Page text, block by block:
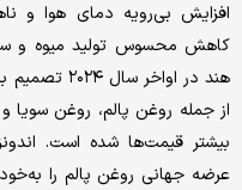
افزایش بی‌‌رویه دمای هوا و
کاهش محسوس تولید میوه و
هند در
از جمله روغن پالم، روغن سویا
عرضه جهانی روغن پالم را